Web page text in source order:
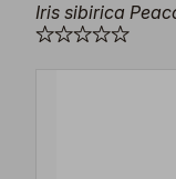
Iris sibirica